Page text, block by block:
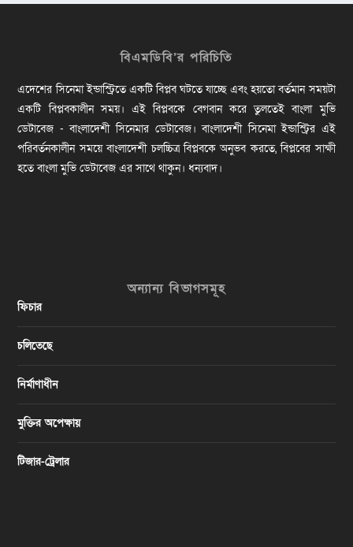
বিএমডিবি’র পরিচিতি
এদেশের সিনেমা ইন্ডাস্ট্রিতে একটি বিপ্লব ঘটতে যাচ্ছে এবং হয়তো বর্তমান সময়টা
একটি বিপ্লবকালীন সময়। এই বিপ্লবকে বেগবান করে তুলতেই বাংলা মুভি
ডেটাবেজ - বাংলাদেশী সিনেমার ডেটাবেজ। বাংলাদেশী সিনেমা ইন্ডাস্ট্রির এই
পরিবর্তনকালীন সময়ে বাংলাদেশী চলচ্চিত্র বিপ্লবকে অনুভব করতে, বিপ্লবের সাক্ষী
হতে বাংলা মুভি ডেটাবেজ এর সাথে থাকুন। ধন্যবাদ।
অন্যান্য বিভাগসমূহ
ফিচার
চলিতেছে
নির্মাণাধীন
মুক্তির অপেক্ষায়
টিজার-ট্রেলার